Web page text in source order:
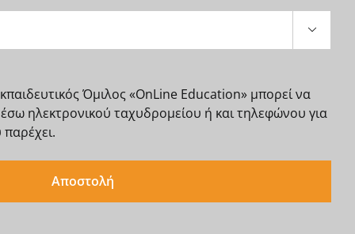

Όμιλος «OnLine Education» μπορεί να
ηλεκτρονικού ταχυδρομείου ή και τηλεφώνου για